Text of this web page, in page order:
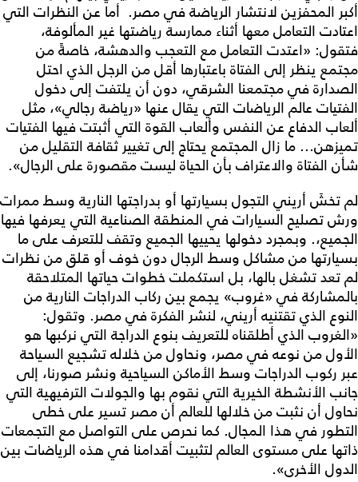
أكبر المحفزين لانتشار الرياضة في مصر. أما عن النظرات التي
اعتادت التعامل معها أثناء ممارسة رياضتها غير المألوفة،
فتقول: «اعتدت التعامل مع التعجب والدهشة، خاصةً من
مجتمع ينظر إلى الفتاة باعتبارها أقل من الرجل الذي احتل
الصدارة في مجتمعنا الشرقي، دون أن يلتفت إلى دخول
الفتيات عالم الرياضات التي يقال عنها «رياضة رجالي»، مثل
ألعاب الدفاع عن النفس وألعاب القوة التي أثبتت فيها الفتيات
تميزهن... ما زال المجتمع يحتاج إلى تغيير ثقافة التقليل من
شأن الفتاة والاعتراف بأن الحياة ليست مقصورة على الرجال».
لم تخشَ أريني التجول بسيارتها أو بدراجتها النارية وسط ممرات
ورش تصليح السيارات في المنطقة الصناعية التي يعرفها فيها
الجميع،. وبمجرد دخولها يحييها الجميع وتقف للتعرف على ما
بسيارتها من مشاكل وسط الرجال دون خوف أو قلق من نظرات
لم تعد تشغل بالها، بل استكملت خطوات حياتها المتلاحقة
بالمشاركة في «غروب» يجمع بين ركاب الدراجات النارية من
النوع الذي تقتنيه أريني، لنشر الفكرة في مصر. وتقول:
«الغروب الذي أطلقناه للتعريف بنوع الدراجة التي نركبها هو
الأول من نوعه في مصر، ونحاول من خلاله تشجيع السياحة
عبر ركوب الدراجات وسط الأماكن السياحية ونشر صورنا، إلى
جانب الأنشطة الخيرية التي نقوم بها والجولات الترفيهية التي
نحاول أن نثبت من خلالها للعالم أن مصر تسير على خطى
التطور في هذا المجال. كما نحرص على التواصل مع التجمعات
ذاتها على مستوى العالم لتثبيت أقدامنا في هذه الرياضات بين
الدول الأخرى».